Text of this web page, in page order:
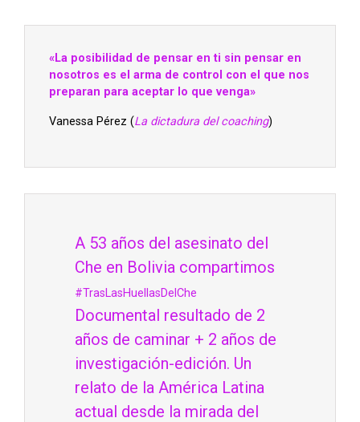
«La posibilidad de pensar en ti sin pensar en
nosotros es el arma de control con el que nos
preparan para aceptar lo que venga»
Vanessa Pérez (La dictadura del coaching)
A 53 años del asesinato del
Che en Bolivia compartimos
#TrasLasHuellasDelChe
Documental resultado de 2
años de caminar + 2 años de
investigación-edición. Un
relato de la América Latina
actual desde la mirada del